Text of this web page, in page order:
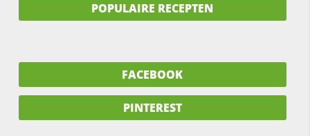
POPULAIRE RECEPTEN
FACEBOOK
PINTEREST